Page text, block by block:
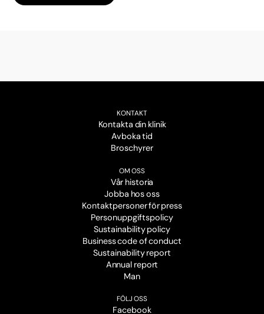
KONTAKT
Kontakta din klinik
Avboka tid
Broschyrer
OM OSS
Vår historia
Jobba hos oss
Kontaktpersoner för press
Personuppgiftspolicy
Sustainability policy
Business code of conduct
Sustainability report
Annual report
Man
FÖLJ OSS
Facebook